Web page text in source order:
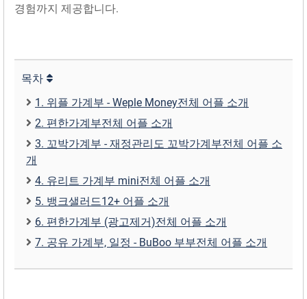
경험까지 제공합니다.
목차
1. 위플 가계부 - Weple Money전체 어플 소개
2. 편한가계‪부‬전체 어플 소개
3. 꼬박가계부 - 재정관리도 꼬박가계‪부‬전체 어플 소
개
4. 유리트 가계부 mini전체 어플 소개
5. 뱅크샐러‪드‬12+ 어플 소개
6. 편한가계부 (광고제거‪)‬전체 어플 소개
7. 공유 가계부, 일정 - BuBoo 부‪부‬전체 어플 소개